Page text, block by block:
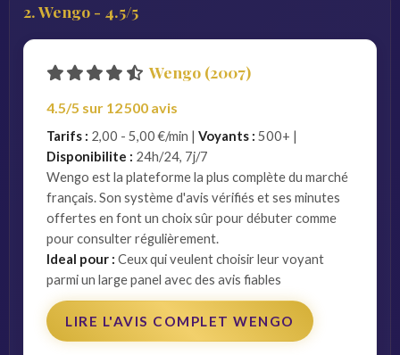
2. Wengo - 4.5/5
Wengo (2007)
4.5/5 sur 12 500 avis
Tarifs : 2,00 - 5,00 €/min | Voyants : 500+ |
Disponibilite : 24h/24, 7j/7
Wengo est la plateforme la plus complète du marché
français. Son système d'avis vérifiés et ses minutes
offertes en font un choix sûr pour débuter comme
pour consulter régulièrement.
Ideal pour : Ceux qui veulent choisir leur voyant
parmi un large panel avec des avis fiables
LIRE L'AVIS COMPLET WENGO